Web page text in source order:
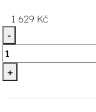
1 629 Kč
-
+